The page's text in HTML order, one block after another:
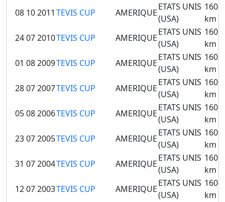
08 10 2011 TEVIS CUP AMERIQUE
ETATS UNIS
(USA)
160
km
24 07 2010TEVIS CUP AMERIQUE
ETATS UNIS
(USA)
160
km
01 08 2009TEVIS CUP AMERIQUE
ETATS UNIS
(USA)
160
km
28 07 2007TEVIS CUP AMERIQUE
ETATS UNIS
(USA)
160
km
05 08 2006TEVIS CUP AMERIQUE
ETATS UNIS
(USA)
160
km
23 07 2005TEVIS CUP AMERIQUE
ETATS UNIS
(USA)
160
km
31 07 2004TEVIS CUP AMERIQUE
ETATS UNIS
(USA)
160
km
12 07 2003TEVIS CUP AMERIQUE
ETATS UNIS
(USA)
160
km